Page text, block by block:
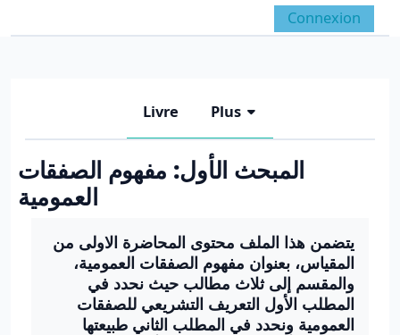
Panneau latéral
Activer/désactiver la
Connexion
Livre Plus
المبحث الأول: مفهوم الصفقات
العمومية
يتضمن هذا الملف محتوى المحاضرة الاولى من
المقياس، بعنوان مفهوم الصفقات العمومية،
والمقسم إلى ثلاث مطالب حيث نحدد في
المطلب الأول التعريف التشريعي للصفقات
العمومية ونحدد في المطلب الثاني طبيعتها